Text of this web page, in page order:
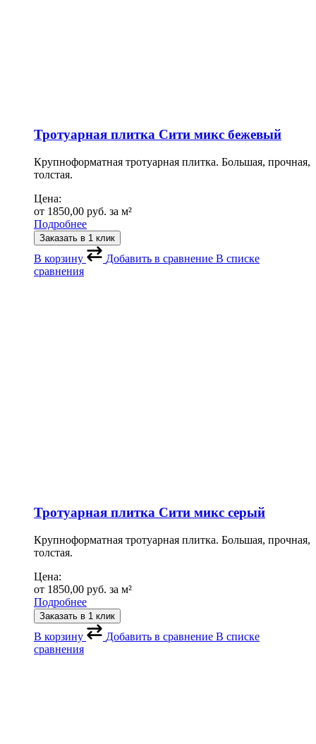
Тротуарная плитка Сити микс бежевый
Крупноформатная тротуарная плитка. Большая, прочная,
толстая.
Цена:
от 1850,00 руб. за м²
Подробнее
Заказать в 1 клик
В корзину Добавить в сравнение В списке
сравнения
Тротуарная плитка Сити микс серый
Крупноформатная тротуарная плитка. Большая, прочная,
толстая.
Цена:
от 1850,00 руб. за м²
Подробнее
Заказать в 1 клик
В корзину Добавить в сравнение В списке
сравнения